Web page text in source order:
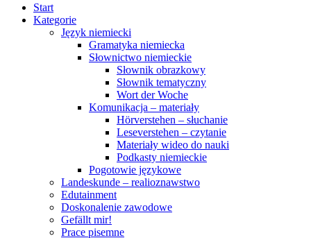
Start
Kategorie
Język niemiecki
Gramatyka niemiecka
Słownictwo niemieckie
Słownik obrazkowy
Słownik tematyczny
Wort der Woche
Komunikacja – materiały
Hörverstehen – słuchanie
Leseverstehen – czytanie
Materiały wideo do nauki
Podkasty niemieckie
Pogotowie językowe
Landeskunde – realioznawstwo
Edutainment
Doskonalenie zawodowe
Gefällt mir!
Prace pisemne